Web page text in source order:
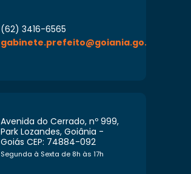
(62) 3416-6565
gabinete.prefeito@goiania.go.gov.br
Avenida do Cerrado, nº 999,
Park Lozandes, Goiânia -
Goiás CEP: 74884-092
Segunda à Sexta de 8h às 17h